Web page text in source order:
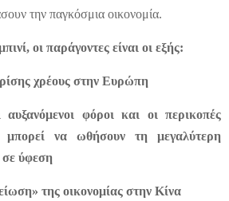
την παγκόσμια οικονομία.
οι παράγοντες είναι οι εξής:
χρέους στην Ευρώπη
φόροι και οι περικοπές
να ωθήσουν τη μεγαλύτερη
σε ύφεση
της οικονομίας στην Κίνα